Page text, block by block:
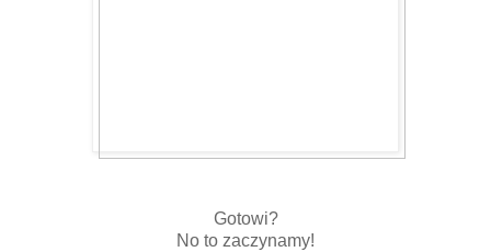
Gotowi?
No to zaczynamy!